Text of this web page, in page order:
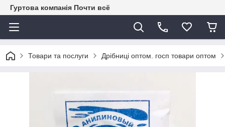
Гуртова компанія Почти всё
Товари та послуги Дрібниці оптом. госп товари оптом